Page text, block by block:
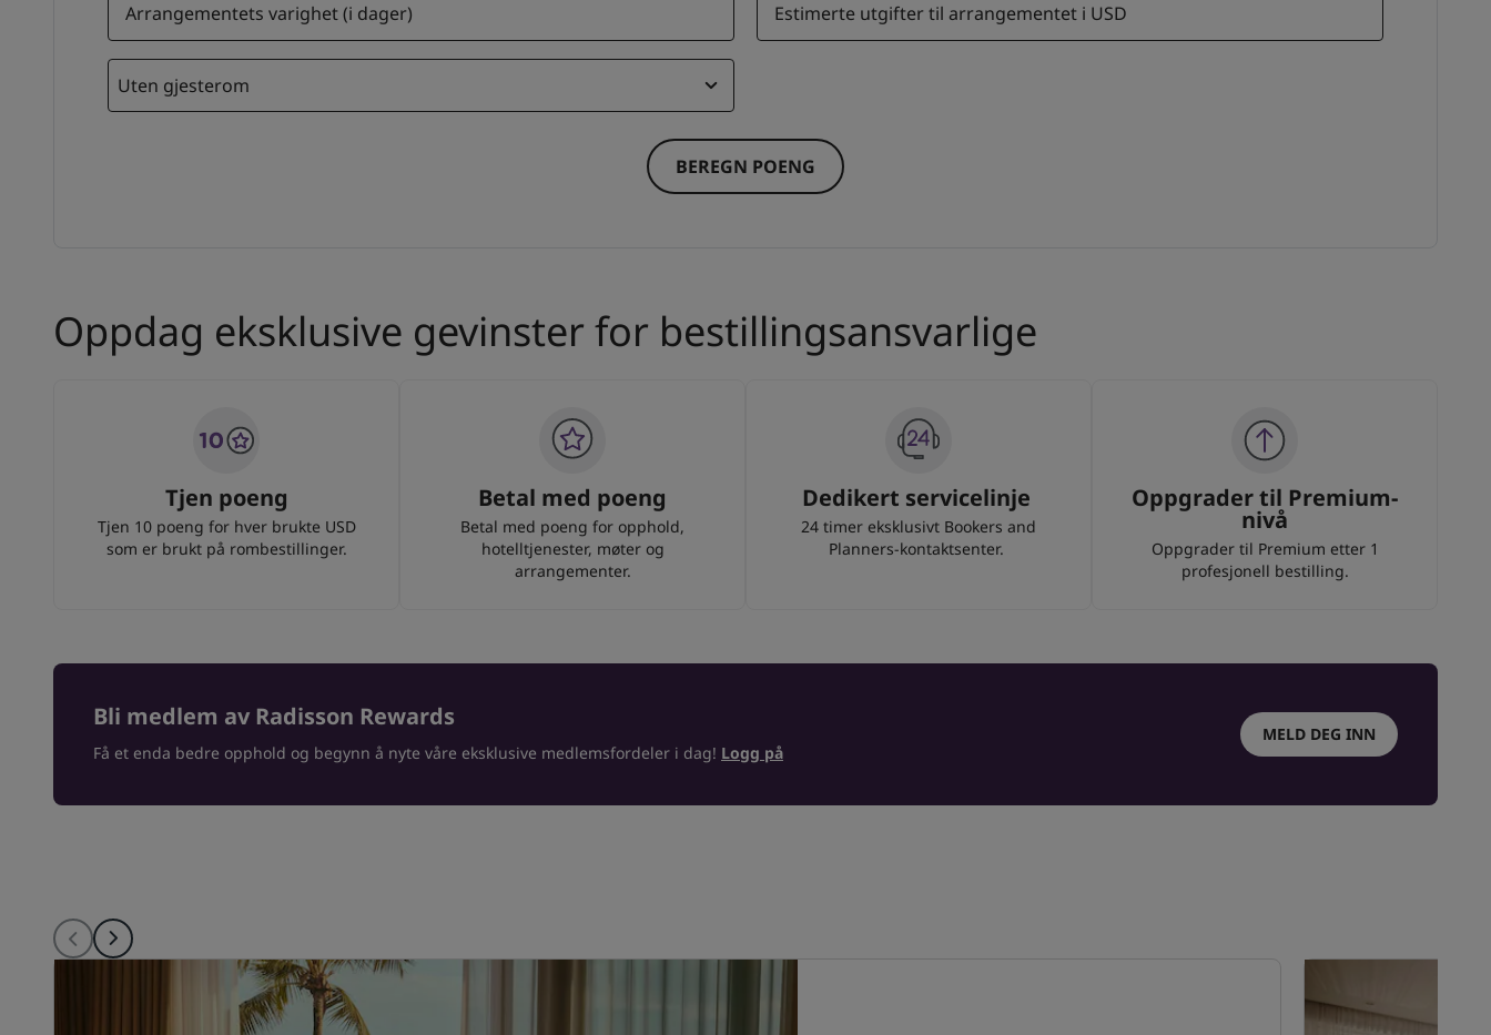
Arrangementets varighet (i dager) Estimerte utgifter til arrangementet i USD
Uten gjesterom
BEREGN POENG
Oppdag eksklusive gevinster for bestillingsansvarlige
Tjen poeng
Tjen 10 poeng for hver brukte USD
som er brukt på rombestillinger.
Betal med poeng
Betal med poeng for opphold,
hotelltjenester, møter og
arrangementer.
Dedikert servicelinje
24 timer eksklusivt Bookers and
Planners-kontaktsenter.
Oppgrader til Premium-
nivå
Oppgrader til Premium etter 1
profesjonell bestilling.
Bli medlem av Radisson Rewards
Få et enda bedre opphold og begynn å nyte våre eksklusive medlemsfordeler i dag! Logg på
MELD DEG INN